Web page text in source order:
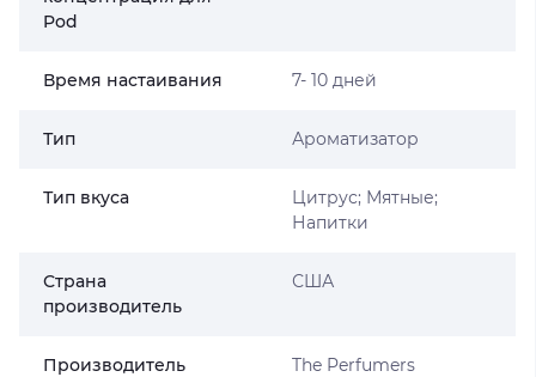
Pod
Время настаивания 7- 10 дней
Тип Ароматизатор
Тип вкуса
Цитрус; Мятные;
Напитки
Страна
производитель
США
Производитель
The Perfumers